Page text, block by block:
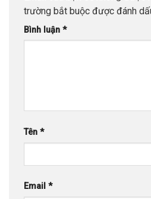
trường bắt buộc được đánh
Bình luận *
Tên *
Email *